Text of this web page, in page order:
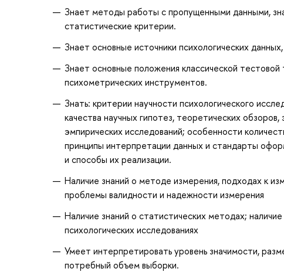
Знает методы работы с пропущенными данными,
статистические критерии.
Знает основные источники психологических
Знает основные положения классической
психометрических инструментов.
Знать: критерии научности психологического
качества научных гипотез, теоретических
эмпирических исследований; особенности
принципы интерпретации данных и стандарты
и способы их реализации.
Наличие знаний о методе измерения, подходах к
проблемы валидности и надежности измерения
Наличие знаний о статистических методах;
психологических исследованиях
Умеет интерпретировать уровень значимости,
потребный объем выборки.